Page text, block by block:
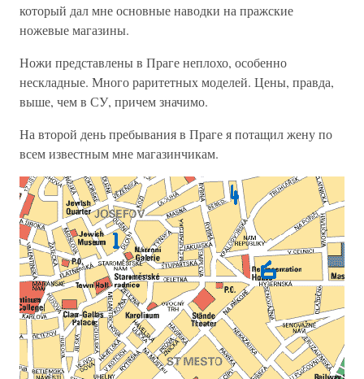
который дал мне основные наводки на пражские
ножевые магазины.
Ножи представлены в Праге неплохо, особенно
нескладные. Много раритетных моделей. Цены, правда,
выше, чем в СУ, причем значимо.
На второй день пребывания в Праге я потащил жену по
всем известным мне магазинчикам.